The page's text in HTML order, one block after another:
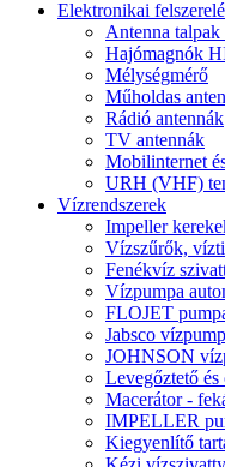
Elektronikai
Antenna
Hajómagnók
Mélységmérő
Műholdas
Rádió antennák
TV antennák
Mobilinternet
URH (VHF)
Vízrendszerek
Impeller
Vízszűrők,
Fenékvíz
Vízpumpa
FLOJET
Jabsco
JOHNSON
Levegőztető
Macerátor -
IMPELLER
Kiegyenlítő